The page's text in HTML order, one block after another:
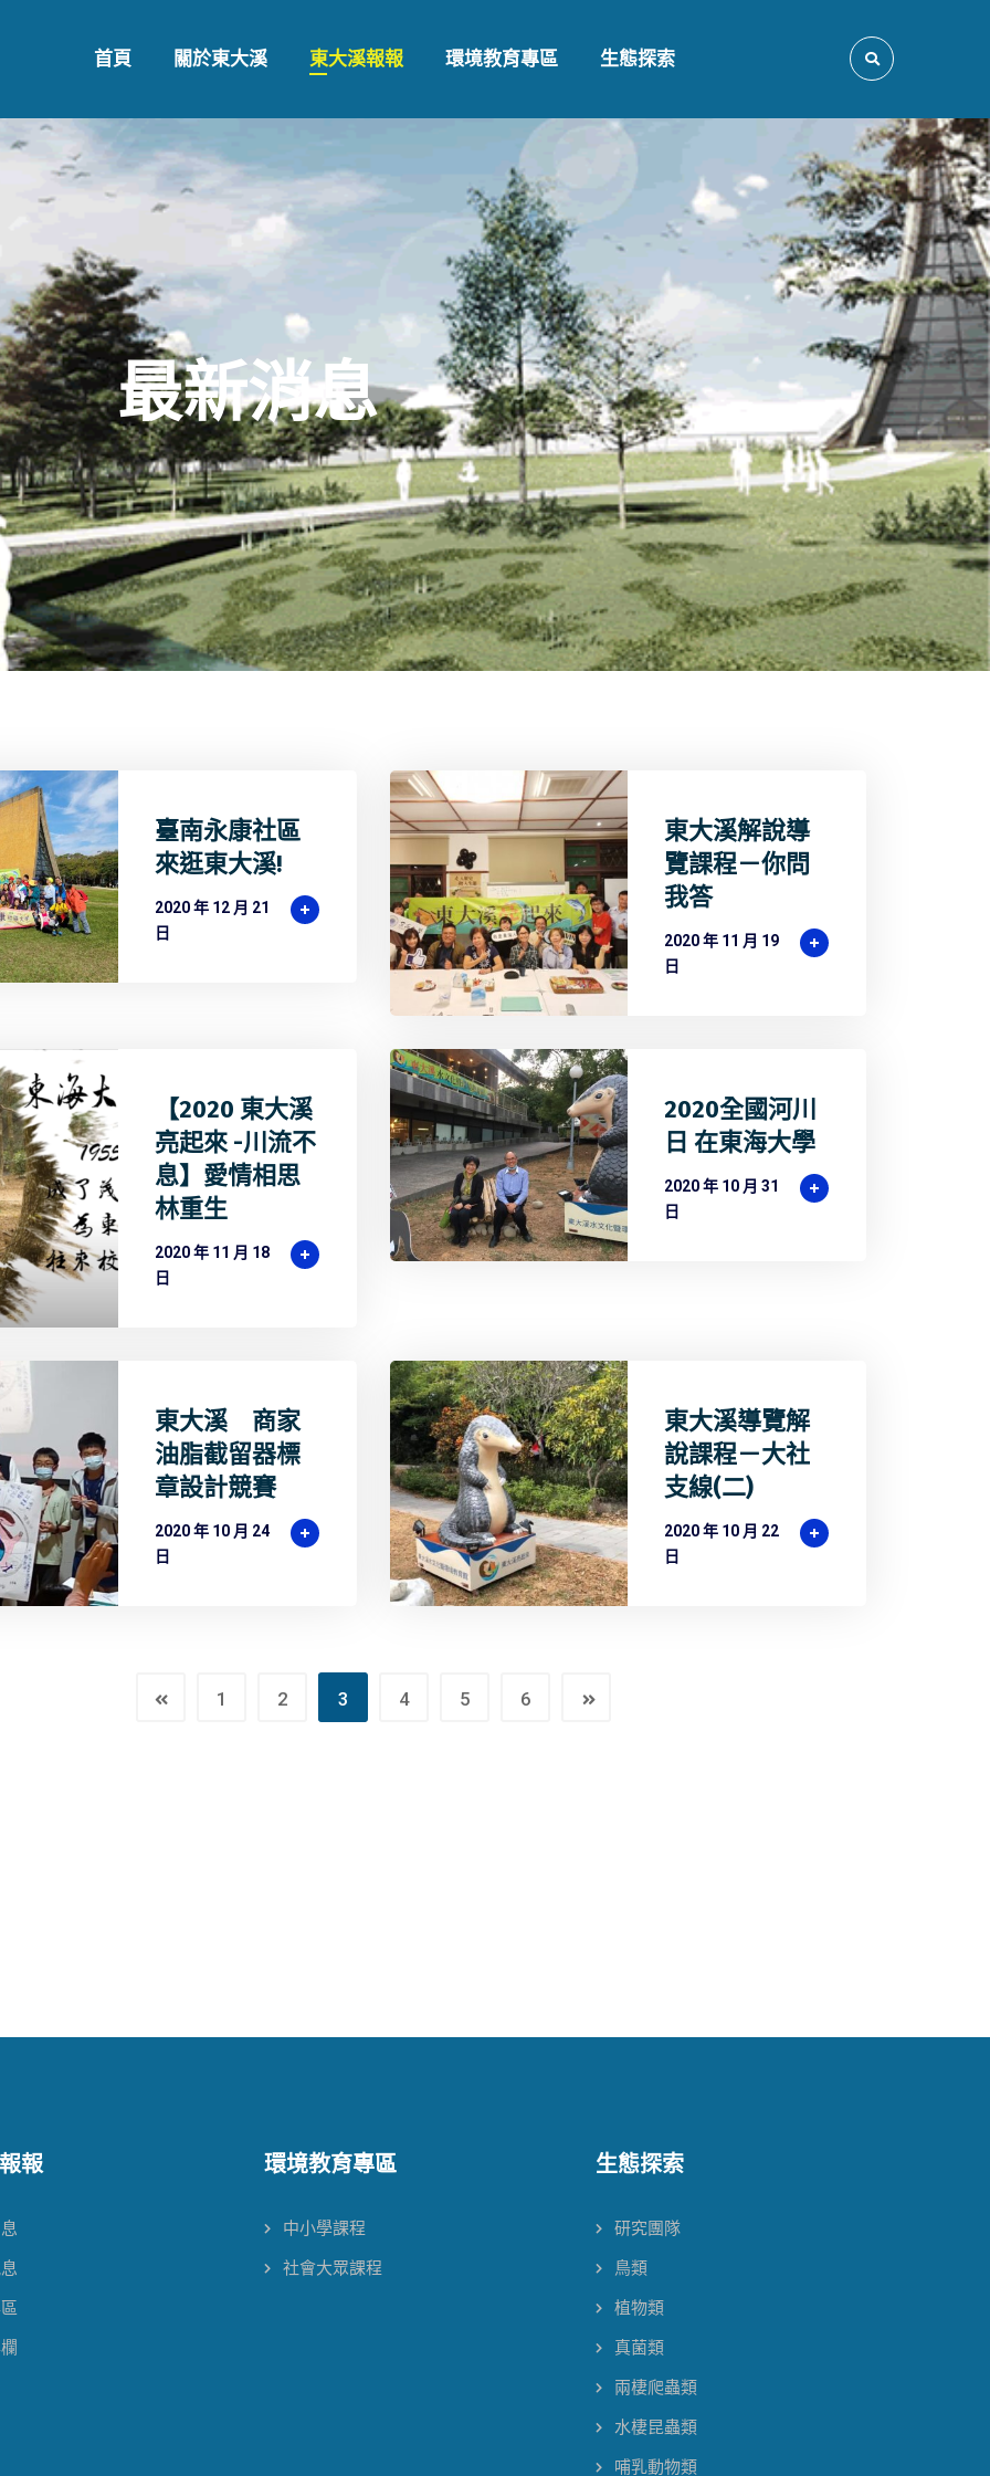
首頁 關於東大溪 東大溪報報 環境教育專區 生態探索
最新消息
臺南永康社區
來逛東大溪!
2020 年 12 月 21
日
東大溪解說導
覽課程－你問
我答
2020 年 11 月 19
日
【2020 東大溪
亮起來 -川流不
息】愛情相思
林重生
2020 年 11 月 18
日
2020全國河川
日 在東海大學
2020 年 10 月 31
日
東大溪 商家
油脂截留器標
章設計競賽
2020 年 10 月 24
日
東大溪導覽解
說課程－大社
支線(二)
2020 年 10 月 22
日
1 2 3 4 5 6
報 環境教育專區
中小學課程
社會大眾課程
生態探索
研究團隊
鳥類
植物類
真菌類
兩棲爬蟲類
水棲昆蟲類
哺乳動物類